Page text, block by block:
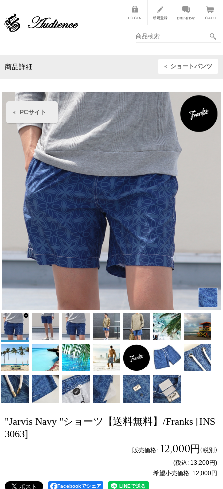
PCサイト
商品詳細 ショートパンツ
"Jarvis Navy "ショーツ【送料無料】/Franks [INS
3063]
販売価格: 12,000円(税別)
(税込: 13,200円)
希望小売価格: 12,000円
Facebookでシェア